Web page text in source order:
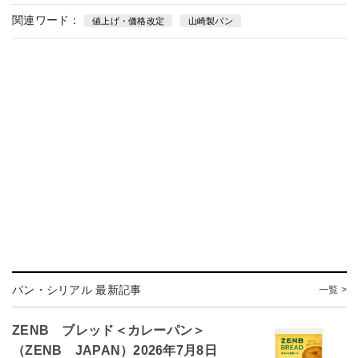
関連ワード： 値上げ・価格改定 山崎製パン
パン・シリアル 最新記事 一覧 >
ZENB ブレッド＜カレーパン＞
（ZENB JAPAN）2026年7月8日